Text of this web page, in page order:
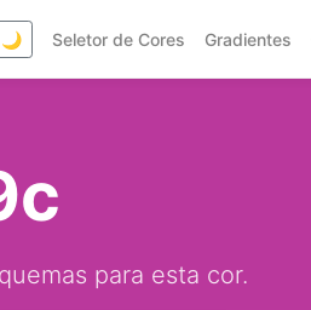
🌙 Seletor de Cores Gradientes
para esta cor.